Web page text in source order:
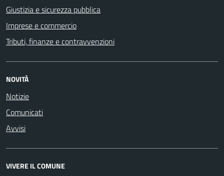
Giustizia e sicurezza pubblica
Imprese e commercio
Tributi, finanze e contravvenzioni
NOVITÀ
Notizie
Comunicati
Avvisi
VIVERE IL COMUNE